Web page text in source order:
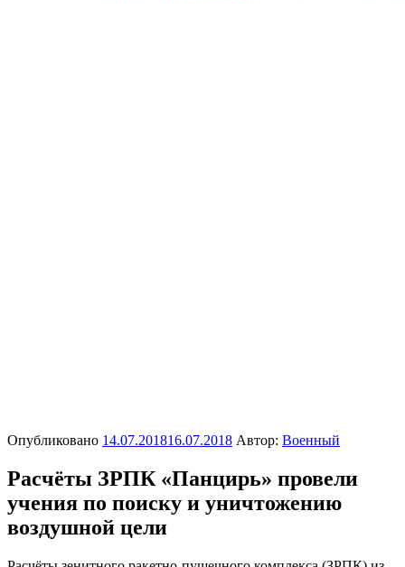
Опубликовано 14.07.201816.07.2018 Автор: Военный
Расчёты ЗРПК «Панцирь» провели
учения по поиску и уничтожению
воздушной цели